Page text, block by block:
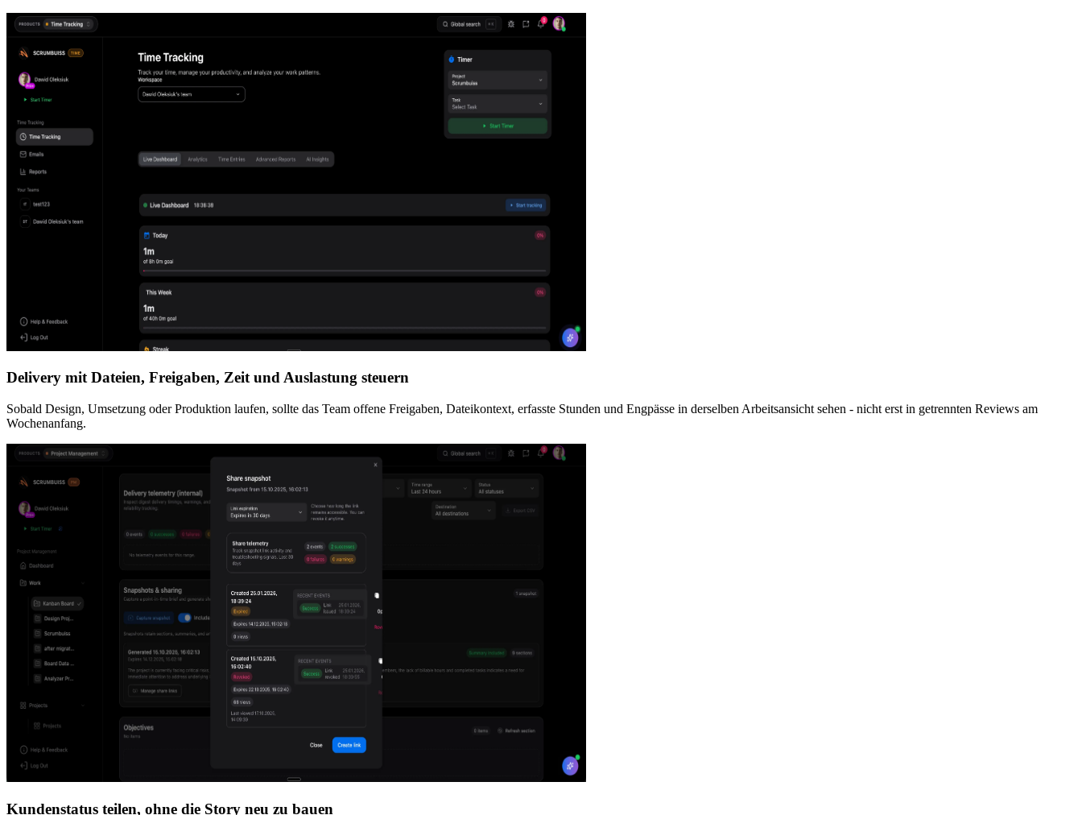
Delivery mit Dateien, Freigaben, Zeit und Auslastung steuern
Sobald Design, Umsetzung oder Produktion laufen, sollte das Team offene Freigaben, Dateikontext, erfasste Stunden und Engpässe in derselben Arbeitsansicht sehen - nicht erst in getrennten Reviews am
Wochenanfang.
Kundenstatus teilen, ohne die Story neu zu bauen